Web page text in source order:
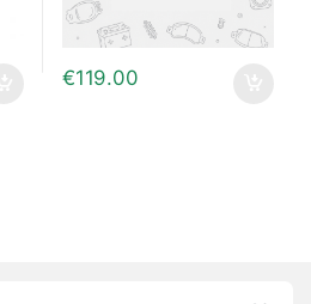
€119.00